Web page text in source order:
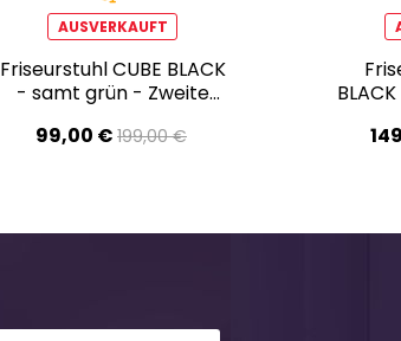
AUSVERKAUFT
Friseurstuhl CUBE BLACK
- samt grün - Zweite
99,00 € 199,00 €